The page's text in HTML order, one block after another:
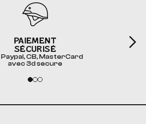
PAIEMENT
SÉCURISÉ
CB, MasterCard
avec 3d secure